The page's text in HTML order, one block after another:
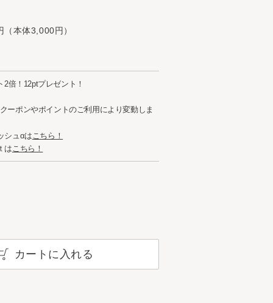
倍！12ptプレゼント！
ーポンやポイントのご利用により変動しま
シュαは こちら！
は こちら！
本体3,000円）
カートに入れる